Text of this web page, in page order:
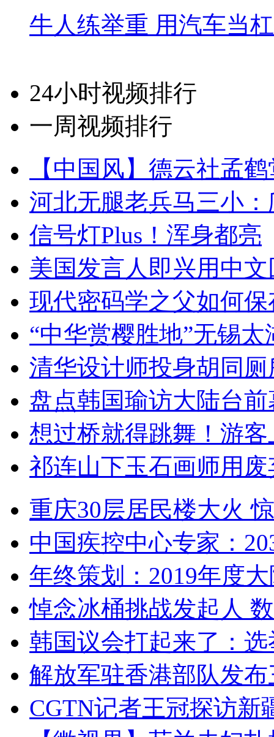
牛人练举重 用汽车当
24小时视频排行
一周视频排行
【中国风】德云社孟
河北无腿老兵马三小
信号灯Plus！浑身都亮
美国发言人即兴用中
现代密码学之父如何
“中华赏樱胜地”无锡
清华设计师投身胡同
盘点韩国瑜访大陆台
想过桥就得跳舞！游客
祁连山下玉石画师用
重庆30层居民楼大火
中国疾控中心专家：
年终策划：2019年度
悼念冰桶挑战发起人
韩国议会打起来了：
解放军驻香港部队发
CGTN记者王冠探访新